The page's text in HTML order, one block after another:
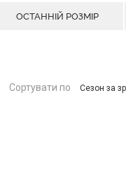
ОСТАННІЙ РОЗМІР
Сортувати по Сезон за